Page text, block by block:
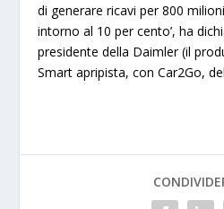
di generare ricavi per 800
intorno al 10 per cento’, ha
presidente della Daimler(il
Smart apripista, con Car2Go,